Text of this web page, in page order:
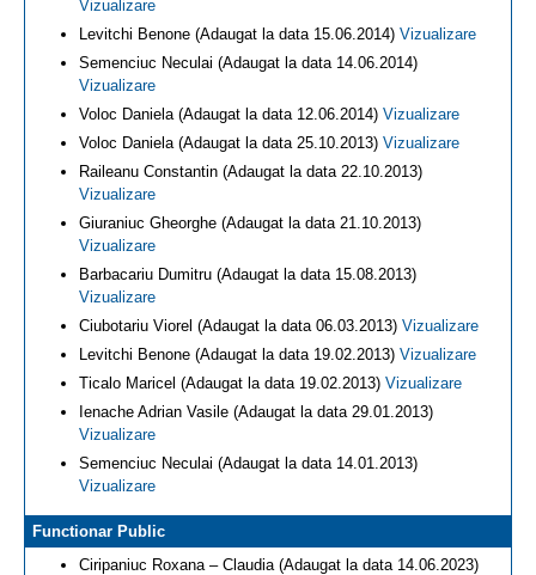
Vizualizare
Levitchi Benone (Adaugat la data 15.06.2014) Vizualizare
Semenciuc Neculai (Adaugat la data 14.06.2014)
Vizualizare
Voloc Daniela (Adaugat la data 12.06.2014) Vizualizare
Voloc Daniela (Adaugat la data 25.10.2013) Vizualizare
Raileanu Constantin (Adaugat la data 22.10.2013)
Vizualizare
Giuraniuc Gheorghe (Adaugat la data 21.10.2013)
Vizualizare
Barbacariu Dumitru (Adaugat la data 15.08.2013)
Vizualizare
Ciubotariu Viorel (Adaugat la data 06.03.2013) Vizualizare
Levitchi Benone (Adaugat la data 19.02.2013) Vizualizare
Ticalo Maricel (Adaugat la data 19.02.2013) Vizualizare
Ienache Adrian Vasile (Adaugat la data 29.01.2013)
Vizualizare
Semenciuc Neculai (Adaugat la data 14.01.2013)
Vizualizare
Functionar Public
Ciripaniuc Roxana – Claudia (Adaugat la data 14.06.2023)